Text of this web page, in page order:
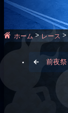
ホーム>レース >
前夜祭